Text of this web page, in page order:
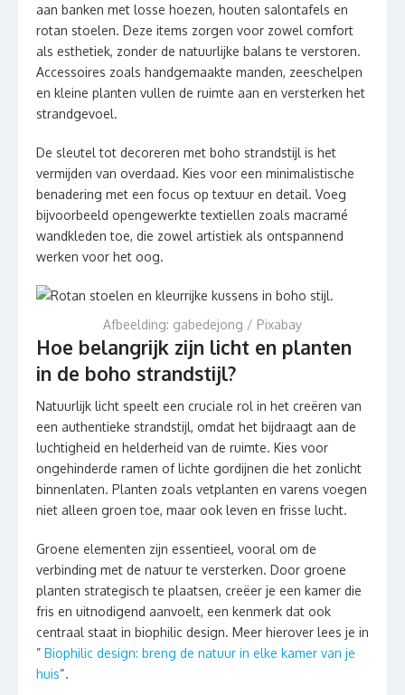
aan banken met losse hoezen, houten salontafels en
rotan stoelen. Deze items zorgen voor zowel comfort
als esthetiek, zonder de natuurlijke balans te verstoren.
Accessoires zoals handgemaakte manden, zeeschelpen
en kleine planten vullen de ruimte aan en versterken het
strandgevoel.
De sleutel tot decoreren met boho strandstijl is het
vermijden van overdaad. Kies voor een minimalistische
benadering met een focus op textuur en detail. Voeg
bijvoorbeeld opengewerkte textiellen zoals macramé
wandkleden toe, die zowel artistiek als ontspannend
werken voor het oog.
Afbeelding: gabedejong / Pixabay
Hoe belangrijk zijn licht en planten
in de boho strandstijl?
Natuurlijk licht speelt een cruciale rol in het creëren van
een authentieke strandstijl, omdat het bijdraagt aan de
luchtigheid en helderheid van de ruimte. Kies voor
ongehinderde ramen of lichte gordijnen die het zonlicht
binnenlaten. Planten zoals vetplanten en varens voegen
niet alleen groen toe, maar ook leven en frisse lucht.
Groene elementen zijn essentieel, vooral om de
verbinding met de natuur te versterken. Door groene
planten strategisch te plaatsen, creëer je een kamer die
fris en uitnodigend aanvoelt, een kenmerk dat ook
centraal staat in biophilic design. Meer hierover lees je in
” Biophilic design: breng de natuur in elke kamer van je
huis“.